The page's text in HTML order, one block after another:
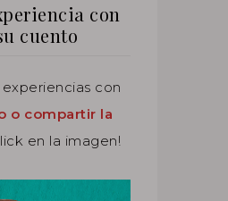
con
cuento
experiencias con
o compartir la
en la imagen!